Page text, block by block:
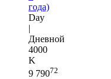
года)
Day
|
Дневной
4000
K
9 79072